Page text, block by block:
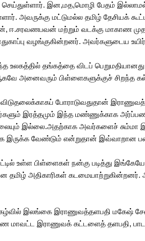
செய்­துள்­ளார். இன,மத,மொழி பேதம்
அவ­ருக்கு மட்­டு­மல்ல தமிழ் தேசி­யக்
ஈ.சர­வ­ண­ப­வன் மற்­றும் வடக்கு மாகாண
வழங்­கு­கின்­ற­னர். அவர்­க­ளு­டைய
உல­கத்­தில் தங்­கத்தை விடப் பெறு­ம­தி­யா­னது
அனை­வ­ரும் பிள்­ளை­க­ளுக்­குச் சிறந்த
விடு­த­லைக்­கா­கப் போரா­டு­வ­து­தான்
இரத்­த­மும் இந்த மண்­ணுக்­காக
இல்லை.அதற்­காக அவர்­க­ளைச் சும்மா
இருக்க வேண்­டும் என்­று­தான் இவ்­வா­றான
உள்ள பிள்­ளை­கள் நன்கு படித்து
தமிழ் அதி­கா­ரி­கள்
இலங்கை இரா­ணு­வத்­த­ள­பதி மகேஷ்
மாவட்ட இரா­ணு­வக் கட்­ட­ளைத் தள­பதி,